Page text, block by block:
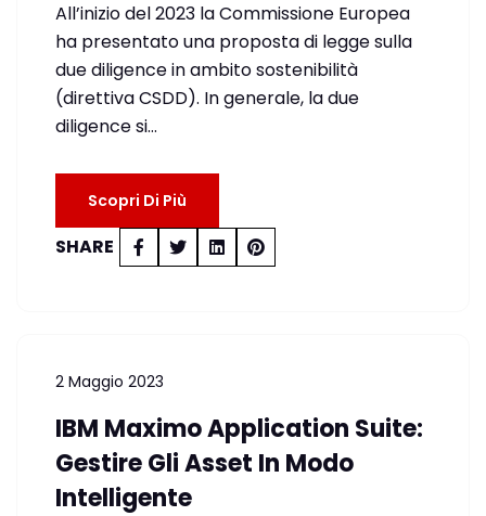
All’inizio del 2023 la Commissione Europea
ha presentato una proposta di legge sulla
due diligence in ambito sostenibilità
(direttiva CSDD). In generale, la due
diligence si…
Scopri Di Più
SHARE
2 Maggio 2023
IBM Maximo Application Suite:
Gestire Gli Asset In Modo
Intelligente